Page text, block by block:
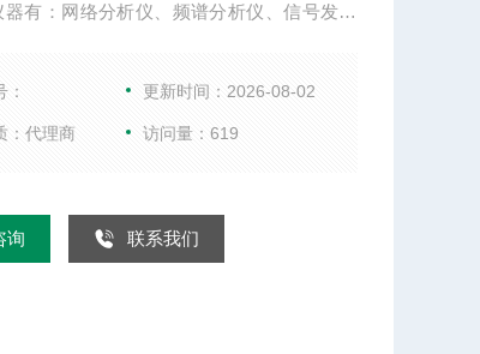
有：网络分析仪、频谱分析仪、信号发生
更新时间：2026-08-02
：代理商 访问量：619
询 联系我们